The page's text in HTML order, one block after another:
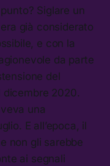
Siglare un
già considerato
e con la
da parte
del
dicembre 2020.
una
E all’epoca, il
non gli sarebbe
ai segnali